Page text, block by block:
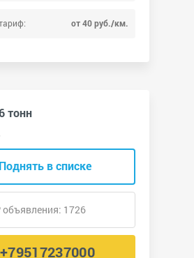
от 40 руб./км.
тонн
Поднять в списке
1726
+79517237000